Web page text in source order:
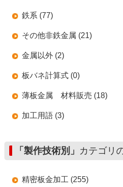
鉄系 (77)
その他非鉄金属 (21)
金属以外 (2)
板バネ計算式 (0)
薄板金属 材料販売 (18)
加工用語 (3)
「製作技術別」 カテゴリ
精密板金加工 (255)